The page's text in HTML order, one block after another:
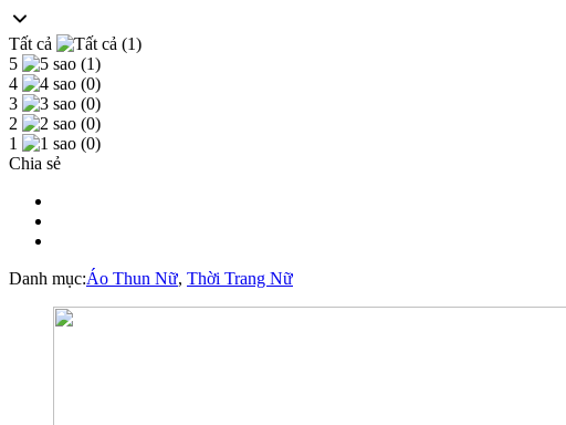
Tất cả
(1)
5
(1)
4
(0)
3
(0)
2
(0)
1
(0)
Chia sẻ
Danh mục:Áo Thun Nữ, Thời Trang Nữ